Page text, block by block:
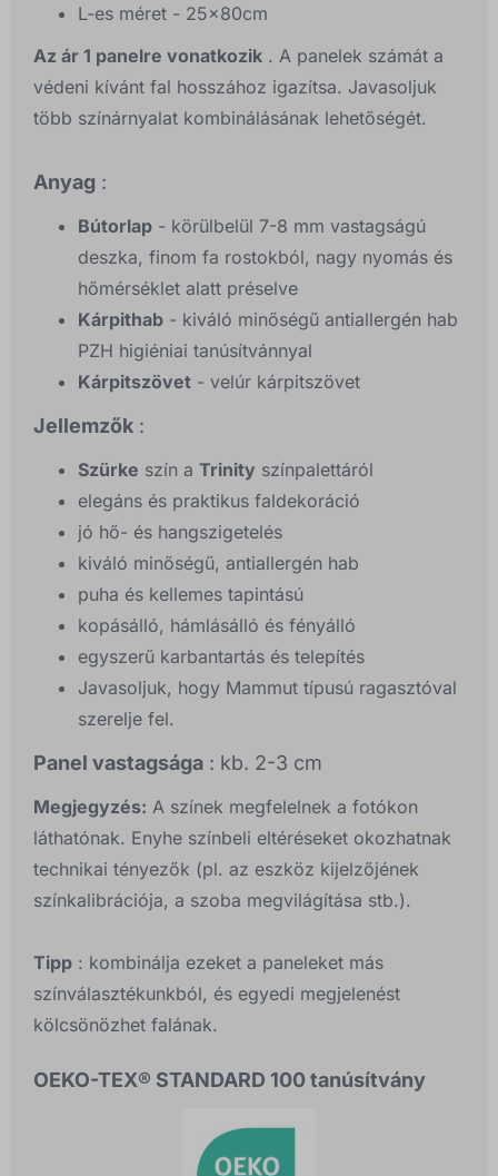
L-es méret - 25x80cm
Az ár 1 panelre vonatkozik . A panelek számát a
védeni kívánt fal hosszához igazítsa. Javasoljuk
több színárnyalat kombinálásának lehetőségét.
Anyag :
Bútorlap - körülbelül 7-8 mm vastagságú
deszka, finom fa rostokból, nagy nyomás és
hőmérséklet alatt préselve
Kárpithab - kiváló minőségű antiallergén hab
PZH higiéniai tanúsítvánnyal
Kárpitszövet - velúr kárpitszövet
Jellemzők :
Szürke szín a Trinity színpalettáról
elegáns és praktikus faldekoráció
jó hő- és hangszigetelés
kiváló minőségű, antiallergén hab
puha és kellemes tapintású
kopásálló, hámlásálló és fényálló
egyszerű karbantartás és telepítés
Javasoljuk, hogy Mammut típusú ragasztóval
szerelje fel.
Panel vastagsága : kb. 2-3 cm
Megjegyzés: A színek megfelelnek a fotókon
láthatónak. Enyhe színbeli eltéréseket okozhatnak
technikai tényezők (pl. az eszköz kijelzőjének
színkalibrációja, a szoba megvilágítása stb.).
Tipp : kombinálja ezeket a paneleket más
színválasztékunkból, és egyedi megjelenést
kölcsönözhet falának.
OEKO-TEX® STANDARD 100 tanúsítvány